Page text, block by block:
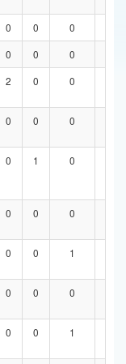
0 0 0
0 0 0
2 0 0
0 0 0
0 1 0
0 0 0
0 0 1
0 0 0
0 0 1